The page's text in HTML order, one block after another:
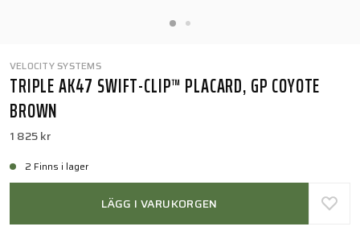
VELOCITY SYSTEMS
TRIPLE AK47 SWIFT-CLIP™ PLACARD, GP COYOTE
BROWN
1 825 kr
2 Finns i lager
LÄGG I VARUKORGEN